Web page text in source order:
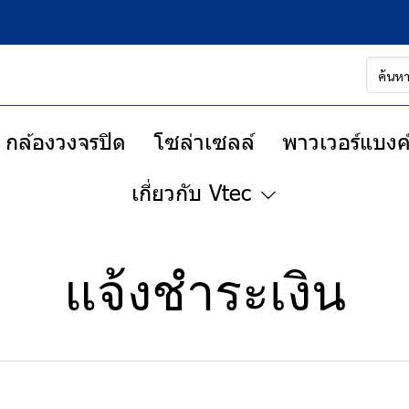
กล้องวงจรปิด โซล่าเซลล์
พาวเวอร์แบง
เกี่ยวกับ Vtec
แจ้งชำระเงิน